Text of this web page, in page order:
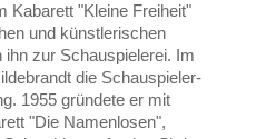
Kabarett "Kleine Freiheit"
und künstlerischen
ihn zur Schauspielerei. Im
die Schauspieler-
1955 gründete er mit
"Die Namenlosen",